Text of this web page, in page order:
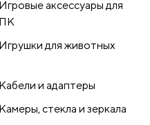
Игровые аксессуары для
ПК
Игрушки для животных
Кабели и адаптеры
Камеры, стекла и зеркала